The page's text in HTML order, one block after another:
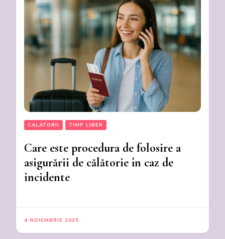
CALATORII TIMP LIBER
Care este procedura de folosire a
asigurării de călătorie în caz de
incidente
4 NOIEMBRIE 2025